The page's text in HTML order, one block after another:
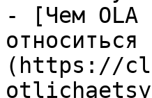
- [Чем OLA
(https://